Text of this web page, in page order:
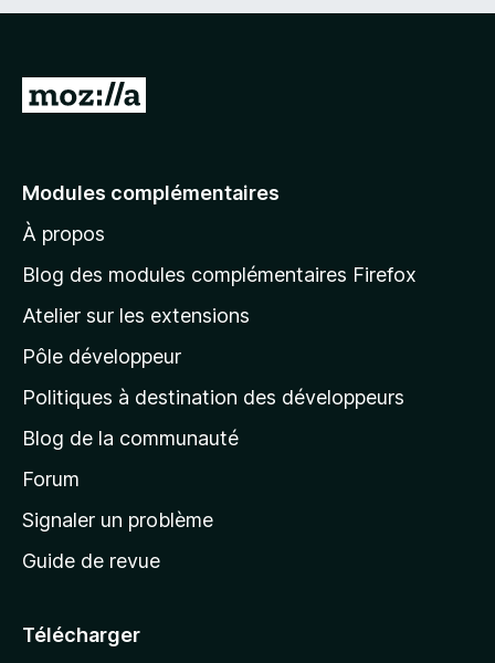
A
e
à
l
p
a
g
d
a
c
e
Modules complémentaires
À propos
Blog des modules complémentaires Firefox
Atelier sur les extensions
Pôle développeur
Politiques à destination des développeurs
Blog de la communauté
Forum
Signaler un problème
Guide de revue
Télécharger